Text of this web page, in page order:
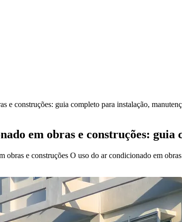
e construções: guia completo para instalação,
em obras e construções:
obras e construções O uso do ar condicionado em